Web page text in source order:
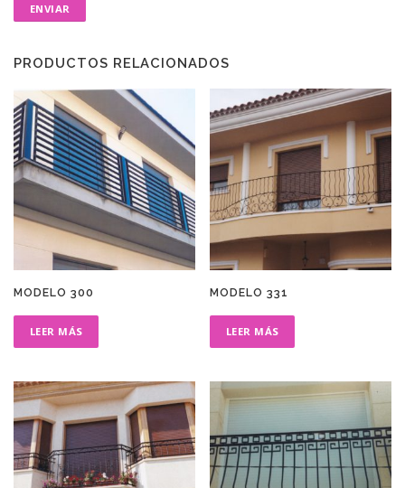
PRODUCTOS RELACIONADOS
MODELO 300
LEER MÁS
MODELO 331
LEER MÁS